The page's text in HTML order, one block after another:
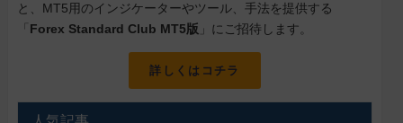
と、MT5用のインジケーターやツール、手法を提供する
「 Forex Standard Club MT5版 」にご招待します。
詳しくはコチラ